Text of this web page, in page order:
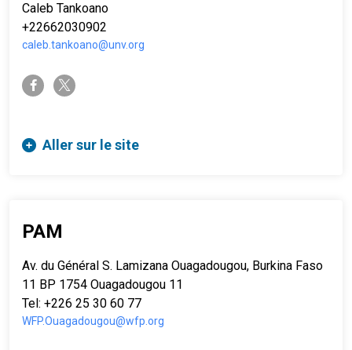
Caleb Tankoano
+22662030902
caleb.tankoano@unv.org
facebook-ftwitter-x
Aller sur le site
PAM
Av. du Général S. Lamizana Ouagadougou, Burkina Faso
11 BP 1754 Ouagadougou 11
Tel: +226 25 30 60 77
WFP.Ouagadougou@wfp.org